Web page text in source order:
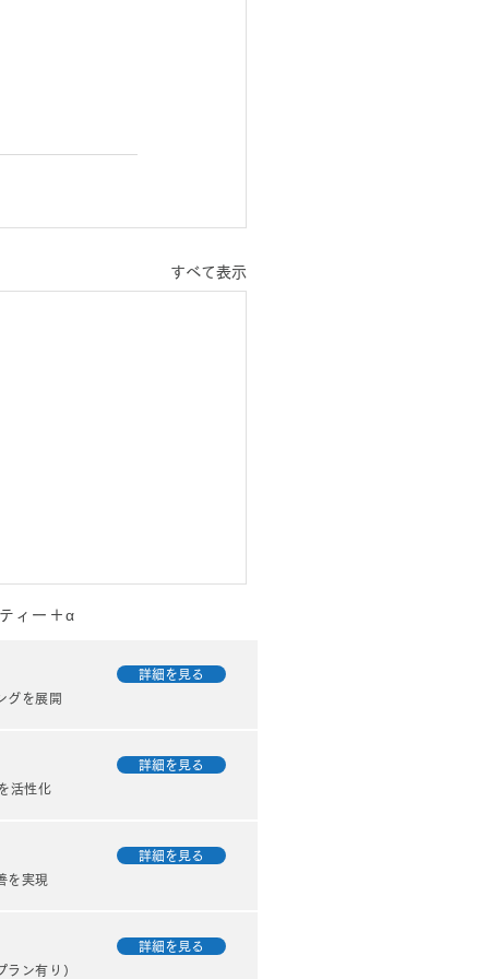
すべて表示
し込みがあるとうれし
（カベティ
ィー＋α
グを展開
詳細を見る
活性化
詳細を見る
を実現
詳細を見る
ン有り）
詳細を見る